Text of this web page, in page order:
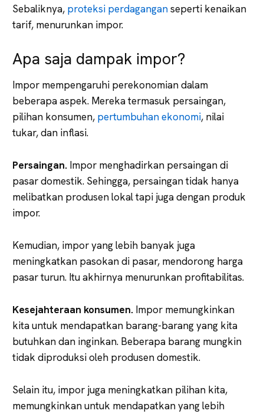
Sebaliknya, proteksi perdaganganseperti kenaikan
tarif, menurunkan impor.
Apa saja dampak impor?
Impor mempengaruhi perekonomian dalam
beberapa aspek. Mereka termasuk persaingan,
pilihan konsumen, pertumbuhan ekonomi, nilai
tukar, dan inflasi.
Persaingan. Impor menghadirkan persaingan di
pasar domestik. Sehingga, persaingan tidak hanya
melibatkan produsen lokal tapi juga dengan produk
impor.
Kemudian, impor yang lebih banyak juga
meningkatkan pasokan di pasar, mendorong harga
pasar turun. Itu akhirnya menurunkan profitabilitas.
Kesejahteraan konsumen. Impor memungkinkan
kita untuk mendapatkan barang-barang yang kita
butuhkan dan inginkan. Beberapa barang mungkin
tidak diproduksi oleh produsen domestik.
Selain itu, impor juga meningkatkan pilihan kita,
memungkinkan untuk mendapatkan yang lebih